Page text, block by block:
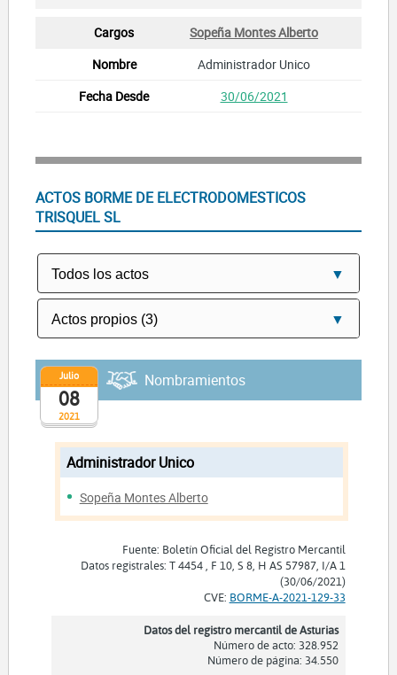
Sopeña Montes Alberto
Administrador Unico
30/06/2021
ACTOS BORME DE ELECTRODOMESTICOS
TRISQUEL SL
2021
Julio
08
Nombramientos
Administrador Unico
Sopeña Montes Alberto
Fuente: Boletín Oficial del Registro Mercantil
Datos registrales: T 4454 , F 10, S 8, H AS 57987, I/A 1
(30/06/2021)
CVE: BORME-A-2021-129-33
Datos del registro mercantil de Asturias
Número de acto: 328.952
Número de página: 34.550